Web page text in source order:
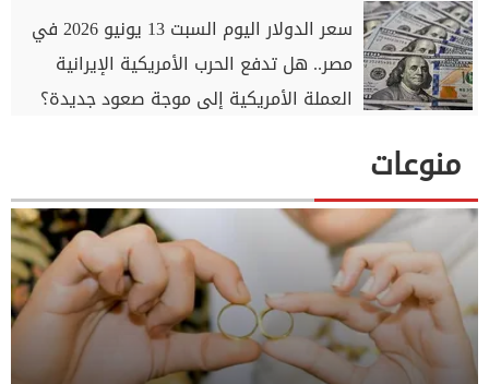
سعر الدولار اليوم السبت 13 يونيو 2026 في
مصر.. هل تدفع الحرب الأمريكية الإيرانية
العملة الأمريكية إلى موجة صعود جديدة؟
منوعات